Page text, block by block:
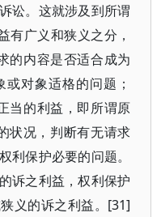
讼。这就涉及到所谓
有广义和狭义之分，
的内容是否适合成为
对象适格的问题；
当的利益，即所谓原
状况，判断有无请求
利保护必要的问题。
诉之利益，权利保护
义的诉之利益。[31]